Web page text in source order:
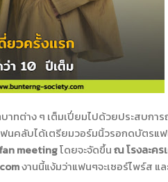
าทต่าง ๆ เต็มเปี่ยมไปด้วยประสบกา
ฟนคลับได้เตรียมวอร์มนิ้วรอกดบัตรแ
meetingโดยจะจัดขึ้นณ โรงละคร
งานนี้แง้มว่าแฟนๆจะเซอร์ไพร์ส แล